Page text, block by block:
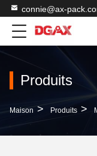
connie@ax-
Produits
Maison > Produits >